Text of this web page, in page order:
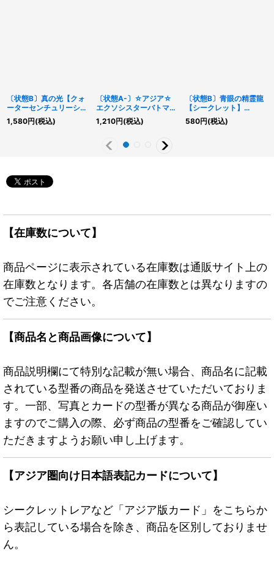
〔状態B〕真の光【クォ
ーターセンチュリーシー
クレット】{QCCP-
JP014}《罠》
1,580円(税込)
〔状態A-〕☆アジア☆
エクソシスターバトマー
テル【シークレット】
{アジアBPRO-JP066}
1,210円(税込)
〔状態B〕青眼の精霊龍
【シークレット】
{QCCP-JP010}《シン
クロ》
580円(税込)
【在庫数について】
商品ページに表示されている在庫数は通販サイト上の
在庫数となります。各店舗の在庫数とは異なりますの
でご注意ください。
【商品名と商品画像について】
商品説明欄にて特別な記載が無い場合、商品名に記載
されている型番の商品を発送させていただいておりま
す。一部、写真とカードの型番が異なる商品が御座い
ますのでご購入の際、必ず商品の型番をご確認してい
ただきますようお願い申し上げます。
【アジア圏向け日本語表記カードについて】
シークレットレアなど「アジア版カード」をこちらか
ら表記している場合を除き、商品を区別しておりませ
ん。